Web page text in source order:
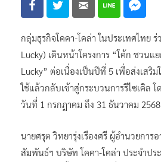
กลุ่มธุรกิจโคคา-โคล่า ในประเทศไทย
Lucky) เดินหน้าโครงการ “โค้ก ชวน
Lucky” ต่อเนื่องเป็นปีที่ 5 เพื่อส่งเสริ
ใช้แล้วกลับเข้าสู่กระบวนการรีไซเคิล โ
วันที่ 1 กรกฎาคม ถึง 31 ธันวาคม 2568
นายศรุต วิทยารุ่งเรืองศรี ผู้อำนวยการ
สัมพันธ์ฯ บริษัท โคคา-โคล่า ประจำปร